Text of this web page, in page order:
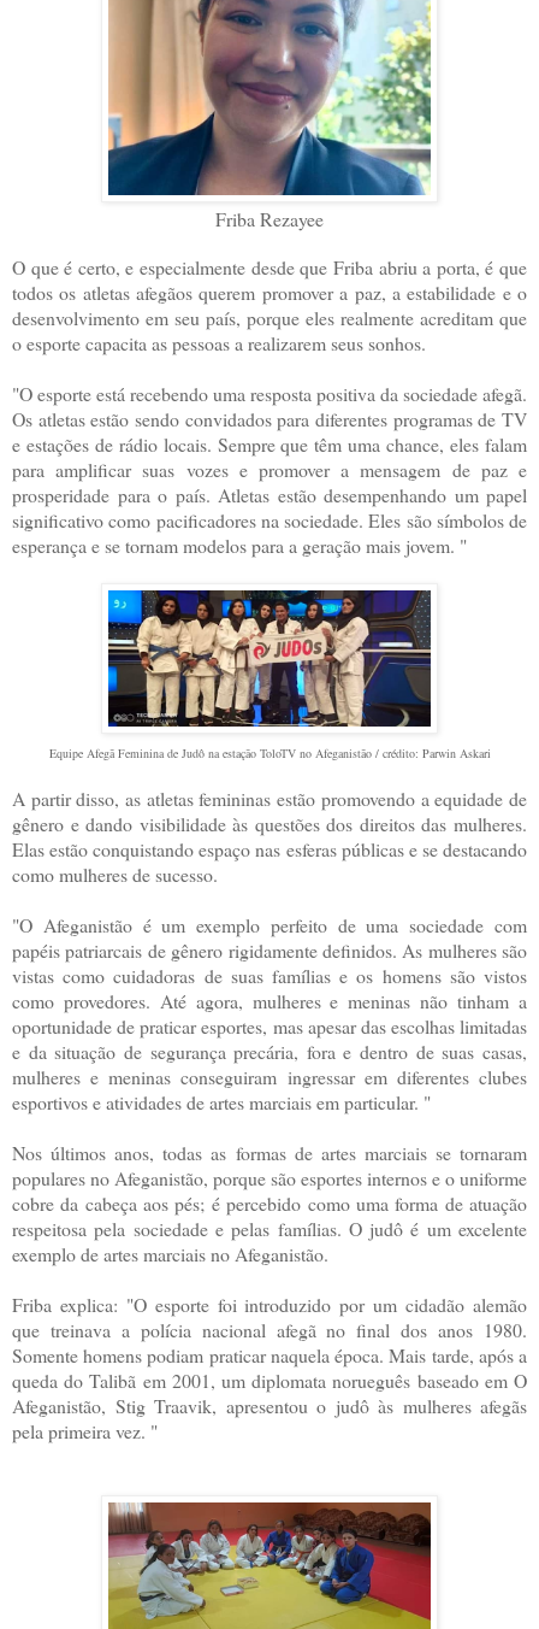
Friba Rezayee
O que é certo, e especialmente desde que Friba abriu a porta, é que
todos os atletas afegãos querem promover a paz, a estabilidade e o
desenvolvimento em seu país, porque eles realmente acreditam que
o esporte capacita as pessoas a realizarem seus sonhos.
"O esporte está recebendo uma resposta positiva da sociedade afegã.
Os atletas estão sendo convidados para diferentes programas de TV
e estações de rádio locais. Sempre que têm uma chance, eles falam
para amplificar suas vozes e promover a mensagem de paz e
prosperidade para o país. Atletas estão desempenhando um papel
significativo como pacificadores na sociedade. Eles são símbolos de
esperança e se tornam modelos para a geração mais jovem. "
Equipe Afegã Feminina de Judô na estação ToloTV no Afeganistão / crédito: Parwin Askari
A partir disso, as atletas femininas estão promovendo a equidade de
gênero e dando visibilidade às questões dos direitos das mulheres.
Elas estão conquistando espaço nas esferas públicas e se destacando
como mulheres de sucesso.
"O Afeganistão é um exemplo perfeito de uma sociedade com
papéis patriarcais de gênero rigidamente definidos. As mulheres são
vistas como cuidadoras de suas famílias e os homens são vistos
como provedores. Até agora, mulheres e meninas não tinham a
oportunidade de praticar esportes, mas apesar das escolhas limitadas
e da situação de segurança precária, fora e dentro de suas casas,
mulheres e meninas conseguiram ingressar em diferentes clubes
esportivos e atividades de artes marciais em particular. "
Nos últimos anos, todas as formas de artes marciais se tornaram
populares no Afeganistão, porque são esportes internos e o uniforme
cobre da cabeça aos pés; é percebido como uma forma de atuação
respeitosa pela sociedade e pelas famílias. O judô é um excelente
exemplo de artes marciais no Afeganistão.
Friba explica: "O esporte foi introduzido por um cidadão alemão
que treinava a polícia nacional afegã no final dos anos 1980.
Somente homens podiam praticar naquela época. Mais tarde, após a
queda do Talibã em 2001, um diplomata norueguês baseado em O
Afeganistão, Stig Traavik, apresentou o judô às mulheres afegãs
pela primeira vez. "